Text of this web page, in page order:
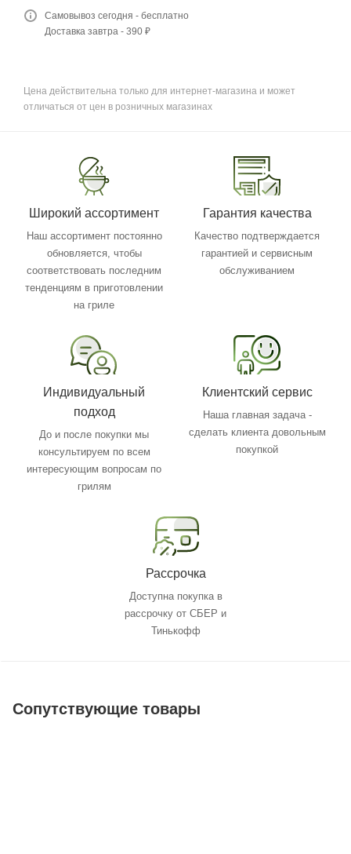
Самовывоз сегодня - бесплатно
Доставка завтра - 390 ₽
Цена действительна только для интернет-магазина и может
отличаться от цен в розничных магазинах
Широкий ассортимент
Наш ассортимент постоянно
обновляется, чтобы
соответствовать последним
тенденциям в приготовлении
на гриле
Гарантия качества
Качество подтверждается
гарантией и сервисным
обслуживанием
Индивидуальный
подход
До и после покупки мы
консультируем по всем
интересующим вопросам по
грилям
Клиентский сервис
Наша главная задача -
сделать клиента довольным
покупкой
Рассрочка
Доступна покупка в
рассрочку от СБЕР и
Тинькофф
Сопутствующие товары